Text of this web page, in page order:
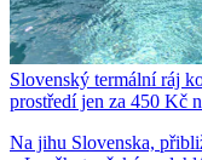
Slovenský termální ráj
prostředí jen za 450 Kč
Na jihu Slovenska,